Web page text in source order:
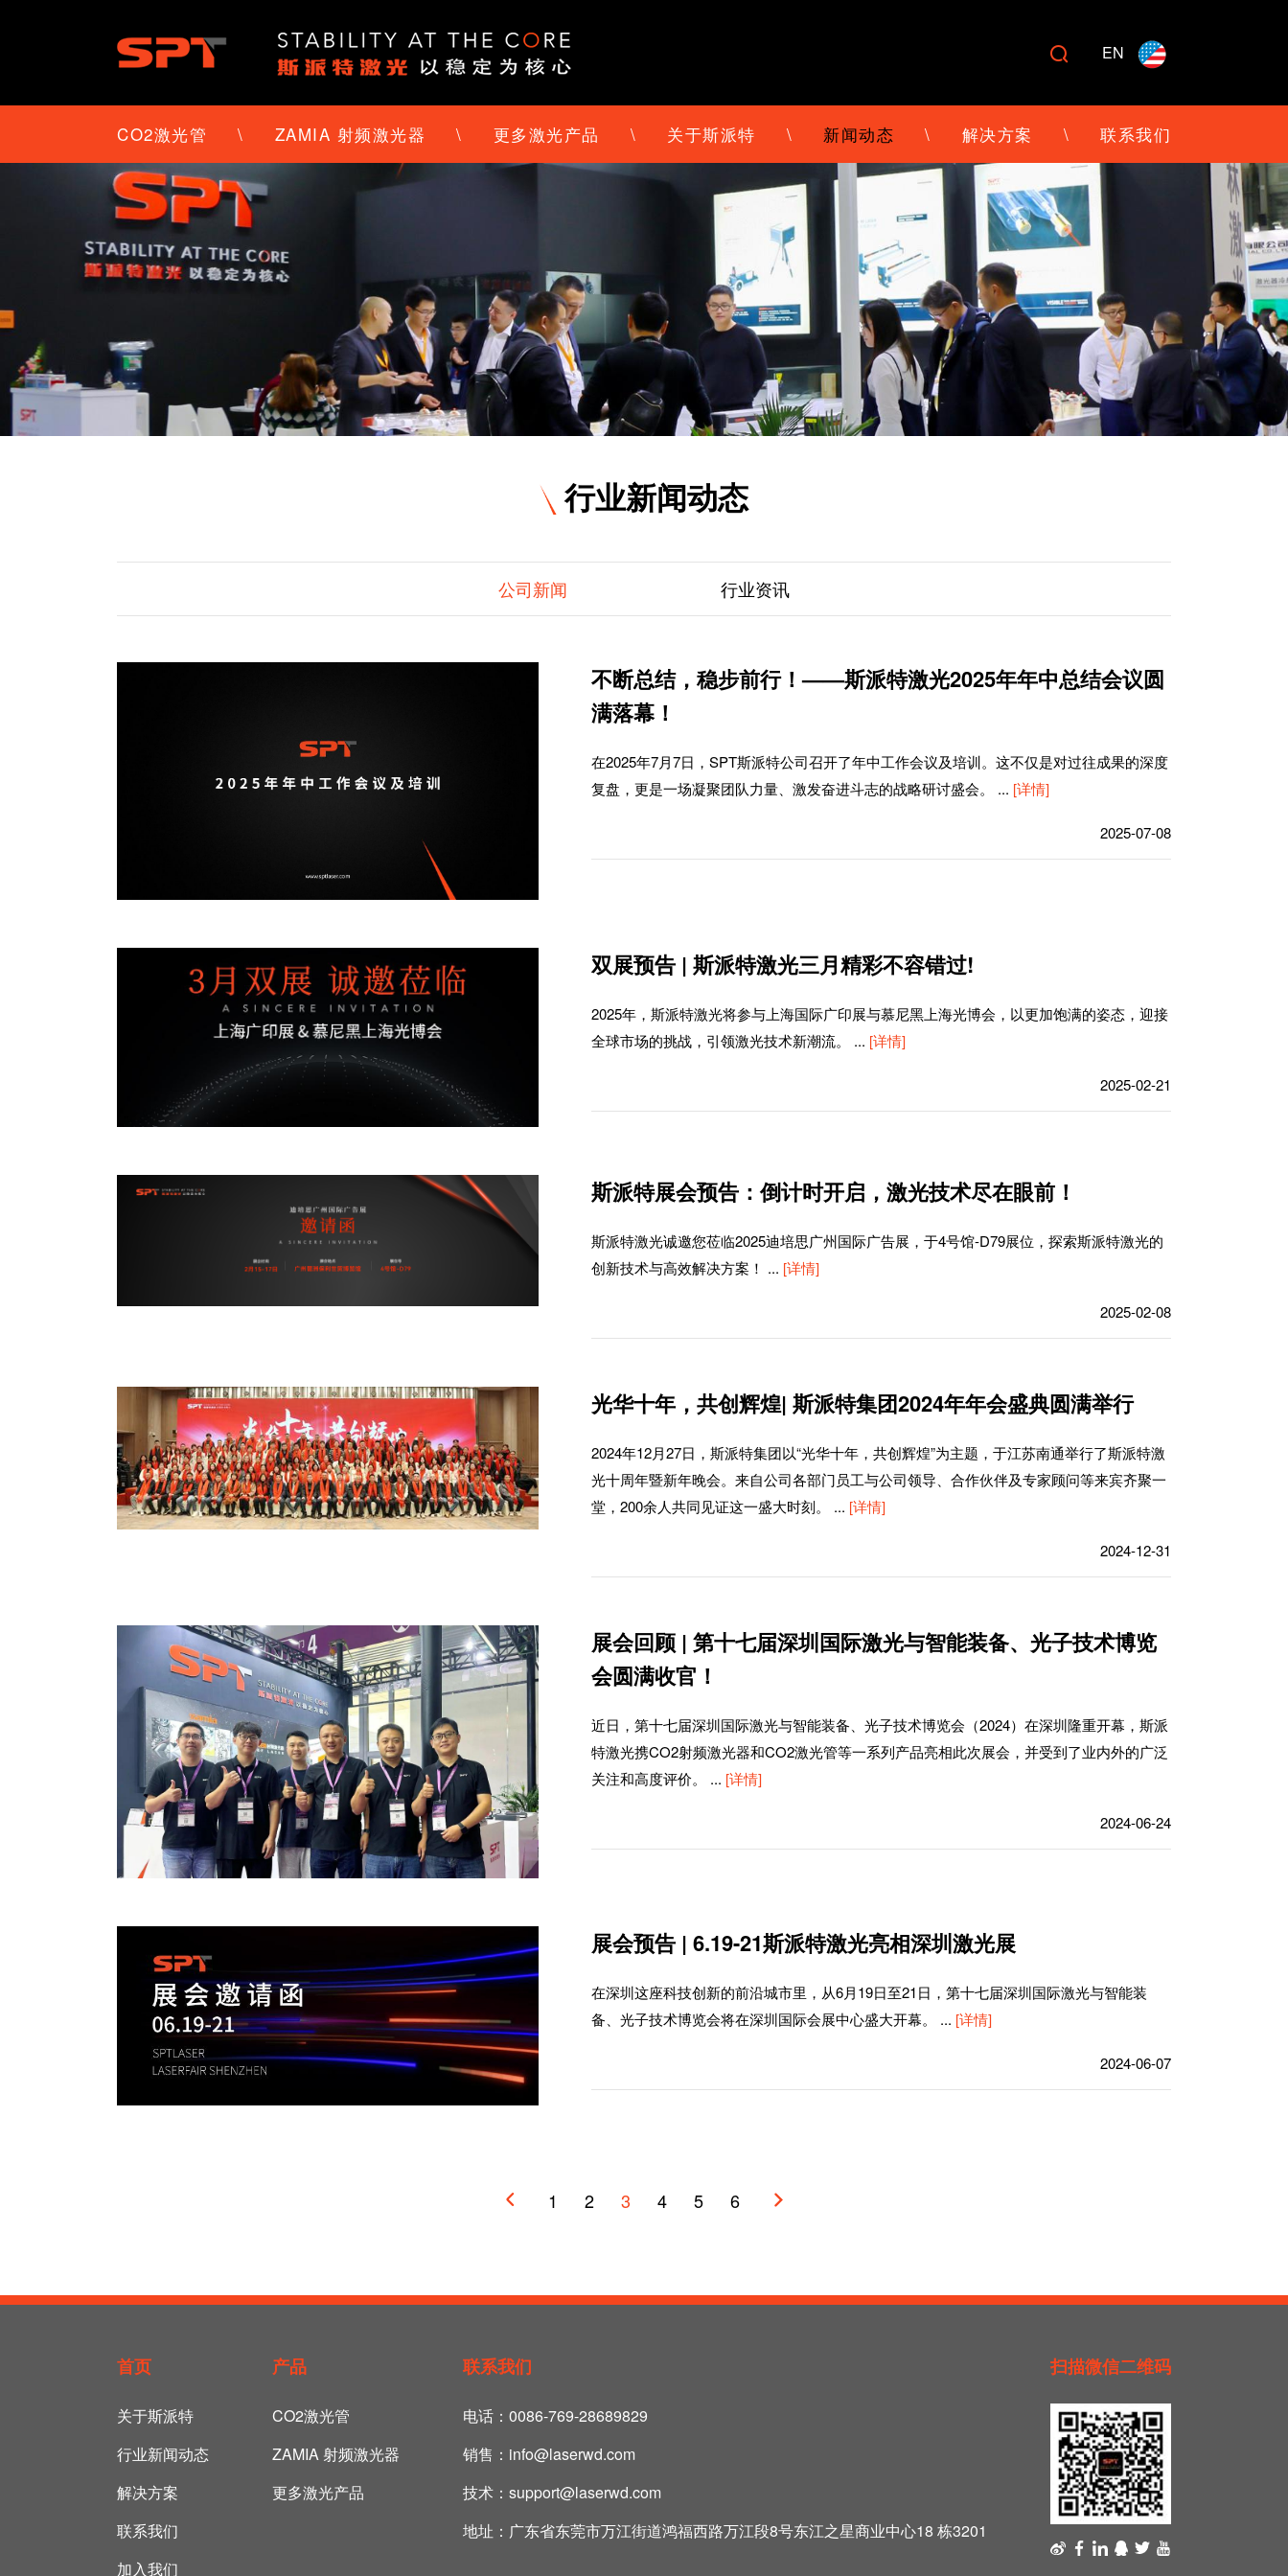
 EN
CO2激光管 \ ZAMIA 射频激光器 \ 更多激光产品 \ 关于斯派特 \ 新闻动态 \ 解决方案 \ 联系我们
行业新闻动态
公司新闻 行业资讯
不断总结，稳步前行！——斯派特激光2025年年中总结会议圆
满落幕！
在2025年7月7日，SPT斯派特公司召开了年中工作会议及培训。这不仅是对过往成果的深度
复盘，更是一场凝聚团队力量、激发奋进斗志的战略研讨盛会。 ... [详情]
2025-07-08
双展预告 | 斯派特激光三月精彩不容错过!
2025年，斯派特激光将参与上海国际广印展与慕尼黑上海光博会，以更加饱满的姿态，迎接
全球市场的挑战，引领激光技术新潮流。 ... [详情]
2025-02-21
斯派特展会预告：倒计时开启，激光技术尽在眼前！
斯派特激光诚邀您莅临2025迪培思广州国际广告展，于4号馆-D79展位，探索斯派特激光的
创新技术与高效解决方案！ ... [详情]
2025-02-08
光华十年，共创辉煌| 斯派特集团2024年年会盛典圆满举行
2024年12月27日，斯派特集团以“光华十年，共创辉煌”为主题，于江苏南通举行了斯派特激
光十周年暨新年晚会。来自公司各部门员工与公司领导、合作伙伴及专家顾问等来宾齐聚一
堂，200余人共同见证这一盛大时刻。 ... [详情]
2024-12-31
展会回顾 | 第十七届深圳国际激光与智能装备、光子技术博览
会圆满收官！
近日，第十七届深圳国际激光与智能装备、光子技术博览会（2024）在深圳隆重开幕，斯派
特激光携CO2射频激光器和CO2激光管等一系列产品亮相此次展会，并受到了业内外的广泛
关注和高度评价。 ... [详情]
2024-06-24
展会预告 | 6.19-21斯派特激光亮相深圳激光展
在深圳这座科技创新的前沿城市里，从6月19日至21日，第十七届深圳国际激光与智能装
备、光子技术博览会将在深圳国际会展中心盛大开幕。 ... [详情]
2024-06-07
 1 2 3 4 5 6 
首页
关于斯派特
行业新闻动态
解决方案
联系我们
加入我们
产品
CO2激光管
ZAMIA 射频激光器
更多激光产品
联系我们
电话： 0086-769-28689829
销售： info@laserwd.com
技术： support@laserwd.com
地址： 广东省东莞市万江街道鸿福西路万江段8号东江之星商业中心18 栋3201
扫描微信二维码